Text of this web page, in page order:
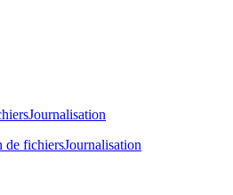
Journalisation
de fichiersJournalisation